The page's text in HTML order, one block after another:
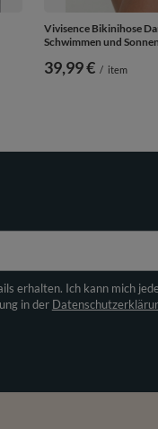
Vivisence Bikinihose
Schwimmen und
39,99 € / item
erhalten. Ich kann mich
in der